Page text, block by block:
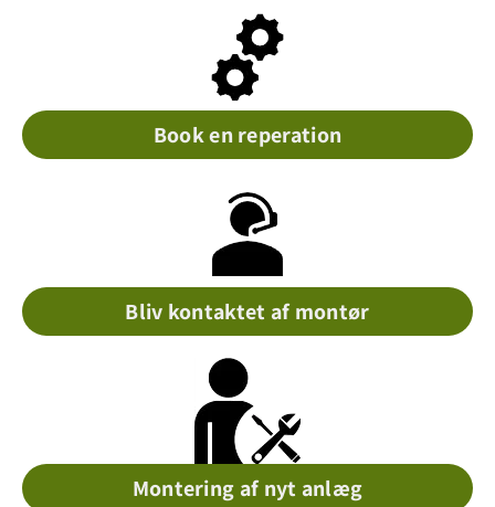
Book en reperation
Bliv kontaktet af montør
Montering af nyt anlæg